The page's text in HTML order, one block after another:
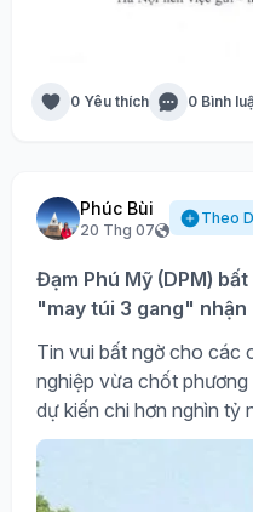
0 Yêu thích 0 Bình
Phúc Bùi
20 Thg 07
Theo
Đạm Phú Mỹ (DPM)
"may túi 3 gang"
Tin vui bất ngờ cho các
nghiệp vừa chốt phương
dự kiến chi hơn nghìn tỷ